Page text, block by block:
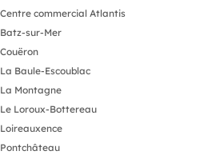
Centre commercial Atlantis
Batz-sur-Mer
Couëron
La Baule-Escoublac
La Montagne
Le Loroux-Bottereau
Loireauxence
Pontchâteau